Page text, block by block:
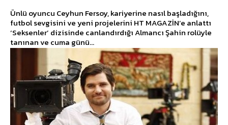
Ünlü oyuncu Ceyhun Fersoy, kariyerine nasıl başladığını,
futbol sevgisini ve yeni projelerini HT MAGAZİN’e anlattı
‘Seksenler’ dizisinde canlandırdığı Almancı Şahin rolüyle
tanınan ve cuma günü...